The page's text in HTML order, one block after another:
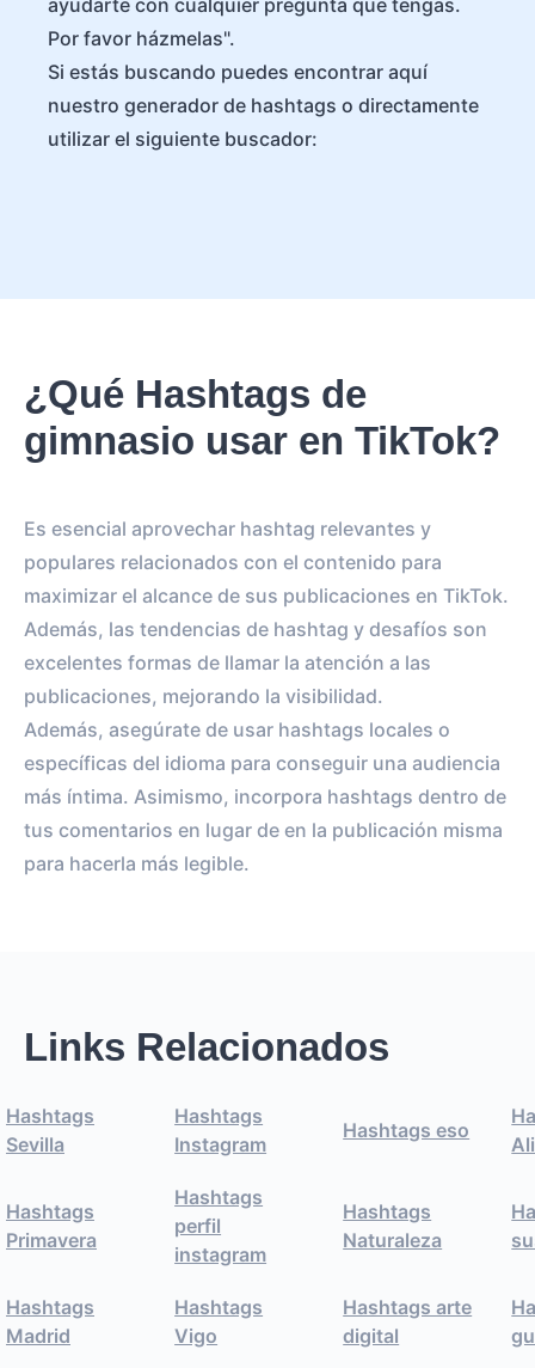
ayudarte con cualquier pregunta que tengas.
Por favor házmelas".
Si estás buscando puedes encontrar aquí
nuestro generador de hashtags o directamente
utilizar el siguiente buscador:
¿Qué Hashtags de
gimnasio usar en TikTok?
Es esencial aprovechar hashtag relevantes y
populares relacionados con el contenido para
maximizar el alcance de sus publicaciones en TikTok.
Además, las tendencias de hashtag y desafíos son
excelentes formas de llamar la atención a las
publicaciones, mejorando la visibilidad.
Además, asegúrate de usar hashtags locales o
específicas del idioma para conseguir una audiencia
más íntima. Asimismo, incorpora hashtags dentro de
tus comentarios en lugar de en la publicación misma
para hacerla más legible.
Links Relacionados
Hashtags
Sevilla
Hashtags
Instagram
Hashtags eso
Hashtags
Primavera
Hashtags
perfil
instagram
Hashtags
Naturaleza
Hashtags
Madrid
Hashtags
Vigo
Hashtags arte
digital